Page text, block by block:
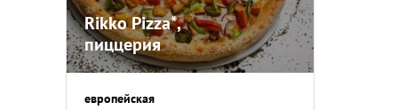
Rikko Pizza*,
пиццерия
европейская